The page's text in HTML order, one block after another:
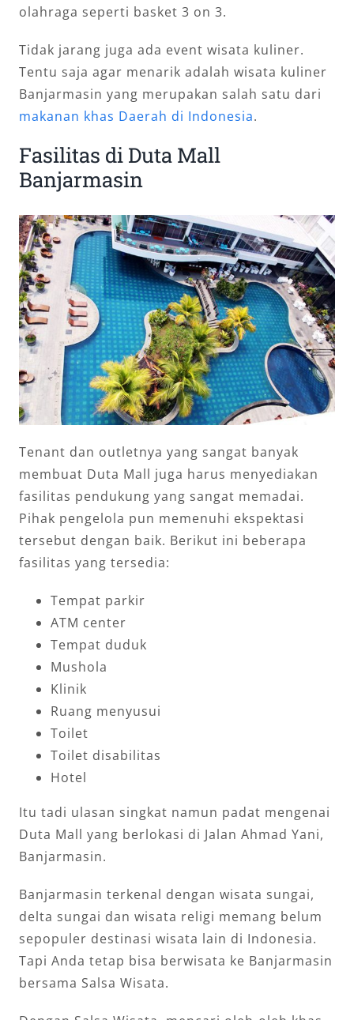
olahraga seperti basket 3 on 3.
Tidak jarang juga ada event wisata kuliner.
Tentu saja agar menarik adalah wisata kuliner
Banjarmasin yang merupakan salah satu dari
makanan khas Daerah di Indonesia.
Fasilitas di Duta Mall
Banjarmasin
Tenant dan outletnya yang sangat banyak
membuat Duta Mall juga harus menyediakan
fasilitas pendukung yang sangat memadai.
Pihak pengelola pun memenuhi ekspektasi
tersebut dengan baik. Berikut ini beberapa
fasilitas yang tersedia:
Tempat parkir
ATM center
Tempat duduk
Mushola
Klinik
Ruang menyusui
Toilet
Toilet disabilitas
Hotel
Itu tadi ulasan singkat namun padat mengenai
Duta Mall yang berlokasi di Jalan Ahmad Yani,
Banjarmasin.
Banjarmasin terkenal dengan wisata sungai,
delta sungai dan wisata religi memang belum
sepopuler destinasi wisata lain di Indonesia.
Tapi Anda tetap bisa berwisata ke Banjarmasin
bersama Salsa Wisata.